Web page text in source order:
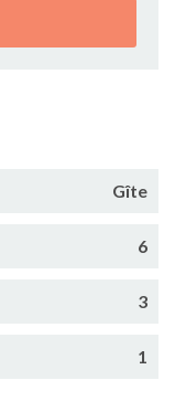
Gîte
6
3
1